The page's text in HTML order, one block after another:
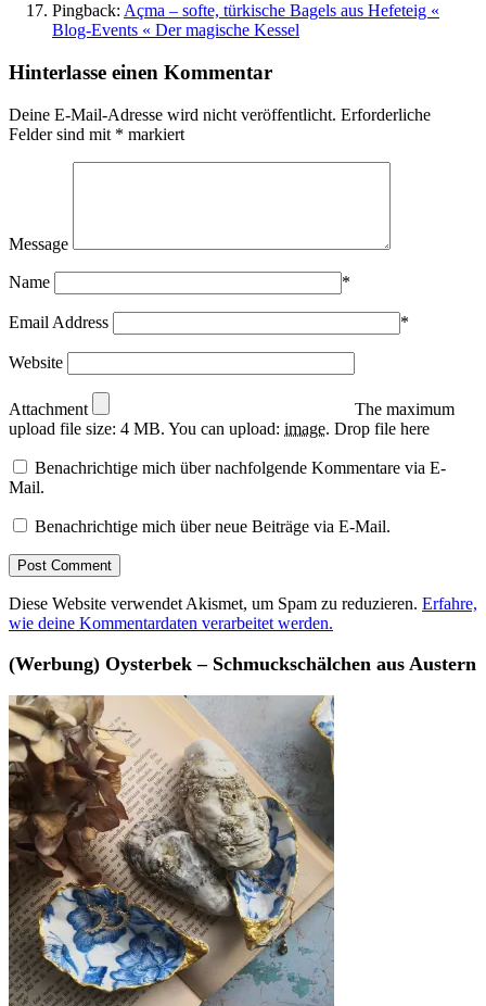
Pingback: Açma – softe, türkische Bagels aus Hefeteig «
Blog-Events « Der magische Kessel
Hinterlasse einen Kommentar
Deine E-Mail-Adresse wird nicht veröffentlicht. Erforderliche
Felder sind mit * markiert
Message
Name *
Email Address *
Website
Attachment
The maximum
upload file size: 4 MB. You can upload: image. Drop file here
Benachrichtige mich über nachfolgende Kommentare via E-
Mail.
Benachrichtige mich über neue Beiträge via E-Mail.
Diese Website verwendet Akismet, um Spam zu reduzieren. Erfahre,
wie deine Kommentardaten verarbeitet werden.
(Werbung) Oysterbek – Schmuckschälchen aus Austern